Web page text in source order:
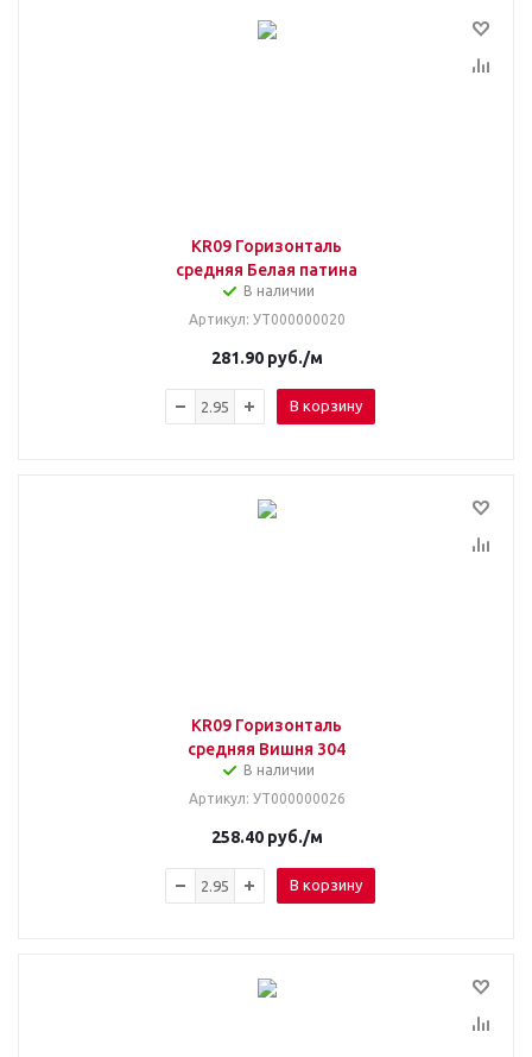
KR09 Горизонталь
средняя Белая патина
В наличии
Артикул: УТ000000020
281.90руб./м
В корзину
KR09 Горизонталь
средняя Вишня 304
В наличии
Артикул: УТ000000026
258.40руб./м
В корзину